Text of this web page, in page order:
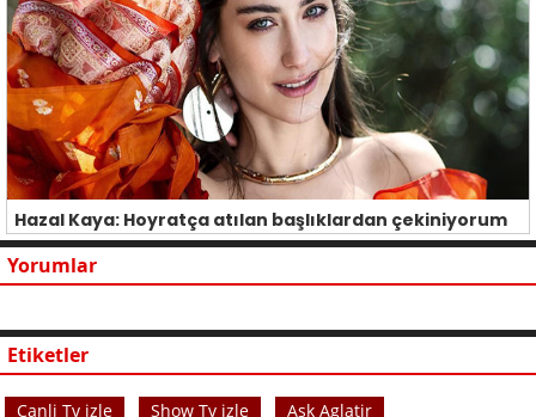
Hazal Kaya: Hoyratça atılan başlıklardan çekiniyorum
Yorumlar
Etiketler
Canli Tv izle Show Tv izle Ask Aglatir